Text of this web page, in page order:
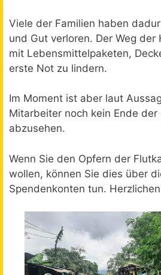
Viele der Familien haben
und Gut verloren. Der Weg
mit Lebensmittelpaketen,
erste Not zu lindern.
Im Moment ist aber laut
Mitarbeiter noch kein Ende der
abzusehen.
Wenn Sie den Opfern der
wollen, können Sie dies über
Spendenkonten tun.